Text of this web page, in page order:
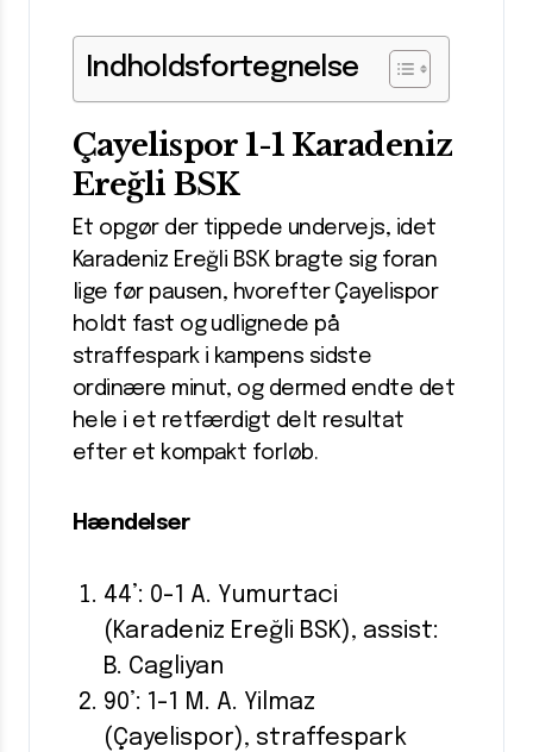
Indholdsfortegnelse
Çayelispor 1-1 Karadeniz
Ereğli BSK
Et opgør der tippede undervejs, idet
Karadeniz Ereğli BSK bragte sig foran
lige før pausen, hvorefter Çayelispor
holdt fast og udlignede på
straffespark i kampens sidste
ordinære minut, og dermed endte det
hele i et retfærdigt delt resultat
efter et kompakt forløb.
Hændelser
44’: 0-1 A. Yumurtaci
(Karadeniz Ereğli BSK), assist:
B. Cagliyan
90’: 1-1 M. A. Yilmaz
(Çayelispor), straffespark